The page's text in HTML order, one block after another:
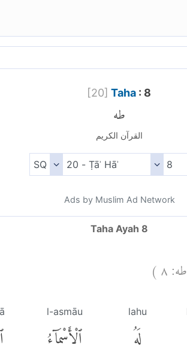
[20] Taha : 8
طه
القرآن الكريم
Ads by Muslim Ad Network
Taha Ayah 8
طه:٨)
lahu
لَهُ
l-asmāu
ٱلْأَسْمَآءُ